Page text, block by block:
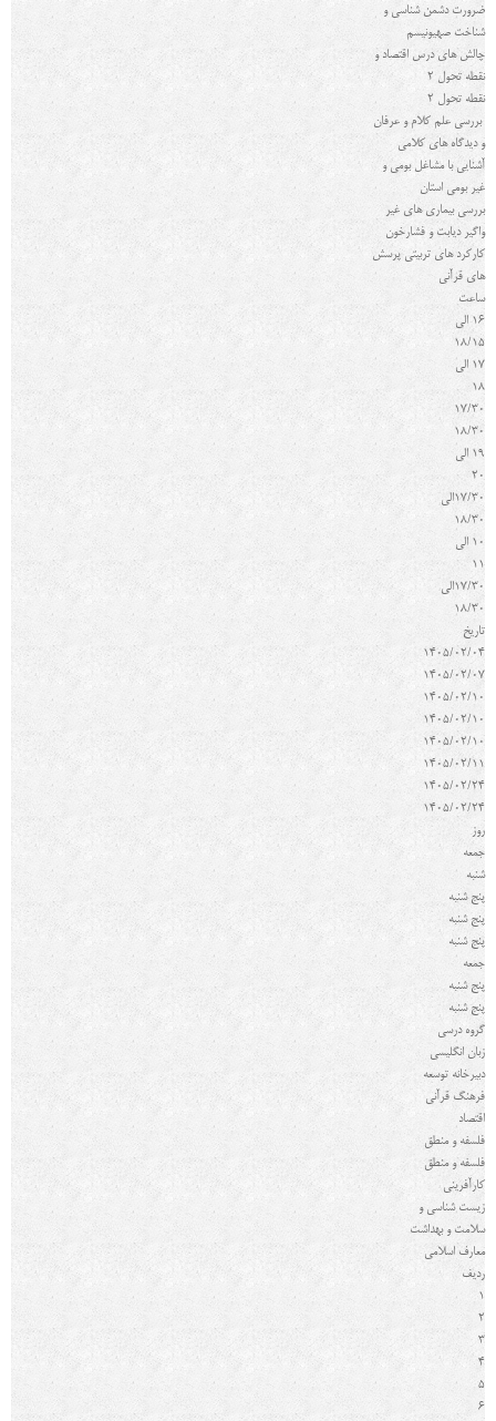
ضرورت دشمن شناسی و
شناخت صهیونیسم
چالش های درس اقتصاد و
نقطه تحول 2
نقطه تحول 2
بررسی علم کلام و عرفان
و دیدگاه های کلامی
آشنایی با مشاغل بومی و
غیر بومی استان
بررسی بیماری های غیر
واگیر دیابت و فشارخون
کارکرد های تربیتی پرسش
های قرآنی
ساعت
16 الی
18/15
17 الی
18
30/
17
18/30
19 الی
20
17/30الی
18/30
10 الی
11
17/30الی
18/30
تاريخ
1405/02/04
1405/02/07
1405/02/10
1405/02/10
1405/02/10
1405/02/11
1405/02/24
1405/02/24
روز
جمعه
شنبه
پنج شنبه
پنج شنبه
پنج شنبه
جمعه
پنج شنبه
پنج شنبه
گروه درسي
زبان انگلیسی
دبیرخانه توسعه
فرهنگ قرآنی
اقتصاد
فلسفه و منطق
فلسفه و منطق
کارآفرینی
زیست شناسی و
سلامت و بهداشت
معارف اسلامی
رديف
1
2
3
4
5
6